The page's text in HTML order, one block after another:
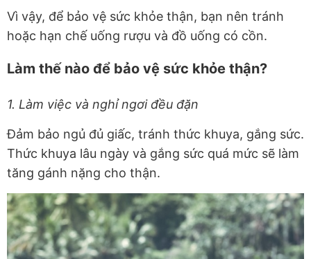
Vì vậy, để bảo vệ sức khỏe thận, bạn nên tránh
hoặc hạn chế uống rượu và đồ uống có cồn.
Làm thế nào để bảo vệ sức khỏe thận?
1. Làm việc và nghỉ ngơi đều đặn
Đảm bảo ngủ đủ giấc, tránh thức khuya, gắng sức.
Thức khuya lâu ngày và gắng sức quá mức sẽ làm
tăng gánh nặng cho thận.